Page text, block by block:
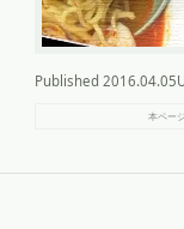
Published 2016.04.05
本ペー